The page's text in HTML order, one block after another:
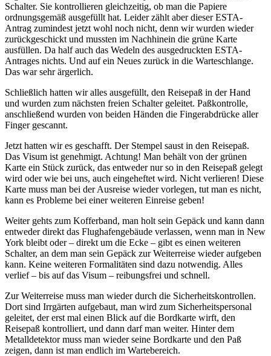
Schalter. Sie kontrollieren gleichzeitig, ob man die Papiere
ordnungsgemäß ausgefüllt hat. Leider zählt aber dieser ESTA-
Antrag zumindest jetzt wohl noch nicht, denn wir wurden wieder
zurückgeschickt und mussten im Nachhinein die grüne Karte
ausfüllen. Da half auch das Wedeln des ausgedruckten ESTA-
Antrages nichts. Und auf ein Neues zurück in die Warteschlange.
Das war sehr ärgerlich.
Schließlich hatten wir alles ausgefüllt, den Reisepaß in der Hand
und wurden zum nächsten freien Schalter geleitet. Paßkontrolle,
anschließend wurden von beiden Händen die Fingerabdrücke aller
Finger gescannt.
Jetzt hatten wir es geschafft. Der Stempel saust in den Reisepaß.
Das Visum ist genehmigt. Achtung! Man behält von der grünen
Karte ein Stück zurück, das entweder nur so in den Reisepaß gelegt
wird oder wie bei uns, auch eingeheftet wird. Nicht verlieren! Diese
Karte muss man bei der Ausreise wieder vorlegen, tut man es nicht,
kann es Probleme bei einer weiteren Einreise geben!
Weiter gehts zum Kofferband, man holt sein Gepäck und kann dann
entweder direkt das Flughafengebäude verlassen, wenn man in New
York bleibt oder – direkt um die Ecke – gibt es einen weiteren
Schalter, an dem man sein Gepäck zur Weiterreise wieder aufgeben
kann. Keine weiteren Formalitäten sind dazu notwendig. Alles
verlief – bis auf das Visum – reibungsfrei und schnell.
Zur Weiterreise muss man wieder durch die Sicherheitskontrollen.
Dort sind Irrgärten aufgebaut, man wird zum Sicherheitspersonal
geleitet, der erst mal einen Blick auf die Bordkarte wirft, den
Reisepaß kontrolliert, und dann darf man weiter. Hinter dem
Metalldetektor muss man wieder seine Bordkarte und den Paß
zeigen, dann ist man endlich im Wartebereich.